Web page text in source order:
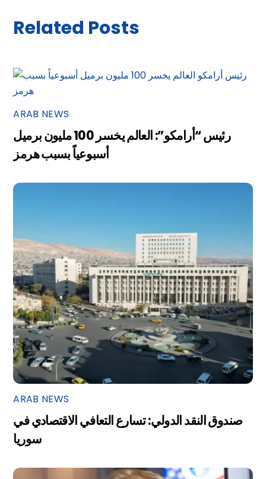
Related Posts
ARAB NEWS
رئيس “أرامكو”: العالم يخسر 100 مليون برميل
أسبوعياً بسبب هرمز
ARAB NEWS
صندوق النقد الدولي: تسارع التعافي الاقتصادي في
سوريا